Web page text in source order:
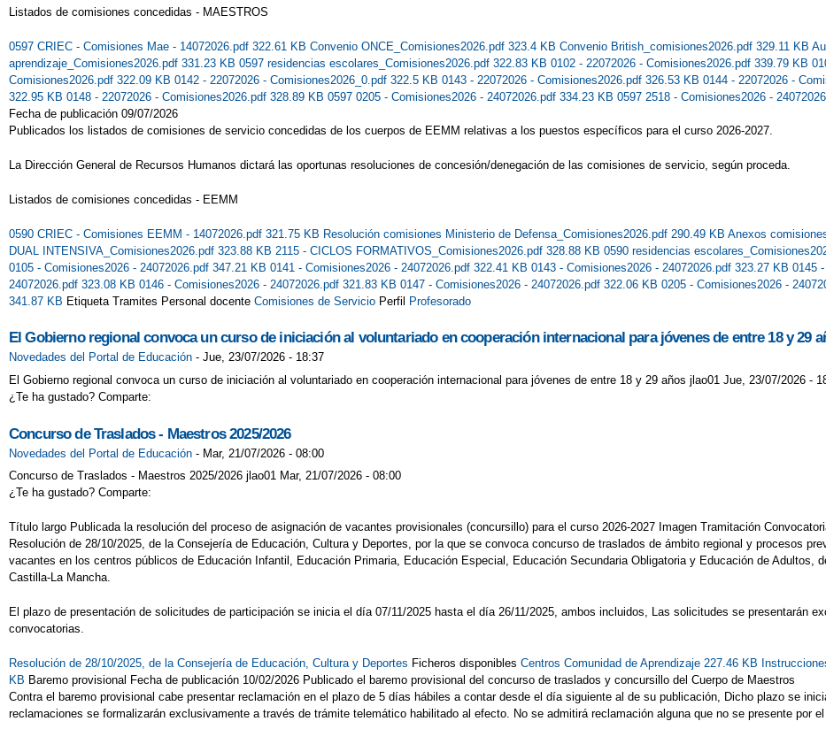
Listados de comisiones concedidas - MAESTROS
0597 CRIEC - Comisiones Mae - 14072026.pdf 322.61 KB Convenio ONCE_Comisiones2026.pdf 323.4 KB Convenio British_comisiones2026.pdf 329.11 KB
aprendizaje_Comisiones2026.pdf 331.23 KB 0597 residencias escolares_Comisiones2026.pdf 322.83 KB 0102 - 22072026 - Comisiones2026.pdf 339.79 KB
Comisiones2026.pdf 322.09 KB 0142 - 22072026 - Comisiones2026_0.pdf 322.5 KB 0143 - 22072026 - Comisiones2026.pdf 326.53 KB 0144 - 22072026 -
322.95 KB 0148 - 22072026 - Comisiones2026.pdf 328.89 KB 0597 0205 - Comisiones2026 - 24072026.pdf 334.23 KB 0597 2518 - Comisiones2026 -
Fecha de publicación 09/07/2026
Publicados los listados de comisiones de servicio concedidas de los cuerpos de EEMM relativas a los puestos específicos para el curso 2026-2027.
La Dirección General de Recursos Humanos dictará las oportunas resoluciones de concesión/denegación de las comisiones de servicio, según proceda.
Listados de comisiones concedidas - EEMM
0590 CRIEC - Comisiones EEMM - 14072026.pdf 321.75 KB Resolución comisiones Ministerio de Defensa_Comisiones2026.pdf 290.49 KB Anexos
DUAL INTENSIVA_Comisiones2026.pdf 323.88 KB 2115 - CICLOS FORMATIVOS_Comisiones2026.pdf 328.88 KB 0590 residencias
0105 - Comisiones2026 - 24072026.pdf 347.21 KB 0141 - Comisiones2026 - 24072026.pdf 322.41 KB 0143 - Comisiones2026 - 24072026.pdf 323.27 KB 0145
24072026.pdf 323.08 KB 0146 - Comisiones2026 - 24072026.pdf 321.83 KB 0147 - Comisiones2026 - 24072026.pdf 322.06 KB 0205 - Comisiones2026 -
341.87 KB Etiqueta Tramites Personal docente Comisiones de Servicio Perfil Profesorado
El Gobierno regional convoca un curso de iniciación al voluntariado en cooperación internacional para jóvenes de entre 18 y 29
Novedades del Portal de Educación - Jue, 23/07/2026 - 18:37
El Gobierno regional convoca un curso de iniciación al voluntariado en cooperación internacional para jóvenes de entre 18 y 29 años jlao01 Jue, 23/07/2026 -
¿Te ha gustado? Comparte:
Concurso de Traslados - Maestros 2025/2026
Novedades del Portal de Educación - Mar, 21/07/2026 - 08:00
Concurso de Traslados - Maestros 2025/2026 jlao01 Mar, 21/07/2026 - 08:00
¿Te ha gustado? Comparte:
Título largo Publicada la resolución del proceso de asignación de vacantes provisionales (concursillo) para el curso 2026-2027 Imagen Tramitación
Resolución de 28/10/2025, de la Consejería de Educación, Cultura y Deportes, por la que se convoca concurso de traslados de ámbito regional y procesos
vacantes en los centros públicos de Educación Infantil, Educación Primaria, Educación Especial, Educación Secundaria Obligatoria y Educación de Adultos,
Castilla-La Mancha.
El plazo de presentación de solicitudes de participación se inicia el día 07/11/2025 hasta el día 26/11/2025, ambos incluidos, Las solicitudes se presentarán
convocatorias.
Resolución de 28/10/2025, de la Consejería de Educación, Cultura y Deportes Ficheros disponibles Centros Comunidad de Aprendizaje 227.46 KB
KB Baremo provisional Fecha de publicación 10/02/2026 Publicado el baremo provisional del concurso de traslados y concursillo del Cuerpo de Maestros
Contra el baremo provisional cabe presentar reclamación en el plazo de 5 días hábiles a contar desde el día siguiente al de su publicación, Dicho plazo se
reclamaciones se formalizarán exclusivamente a través de trámite telemático habilitado al efecto. No se admitirá reclamación alguna que no se presente por